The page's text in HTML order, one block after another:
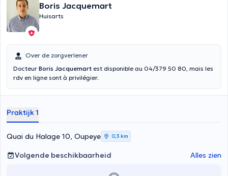
Boris Jacquemart
Huisarts
Over de zorgverlener
Docteur Boris Jacquemart est disponible au 04/379 50 80, mais les
rdv en ligne sont à privilégier.
Praktijk 1
Quai du Halage 10, Oupeye 0,3 km
Volgende beschikbaarheid Alles zien